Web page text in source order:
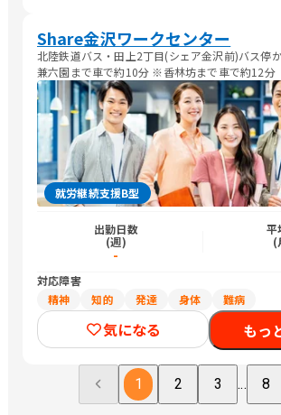
Share金沢ワークセンター
北陸鉄道バス・田上2丁目(シェア金沢前)バス停
兼六園まで車で約10分 ※香林坊まで車で約12分
就労継続支援B型
出勤日数
(週)
-
平
(
対応障害
精神
知的 発達 身体 難病
気になる もっ
1 2 3 ... 8